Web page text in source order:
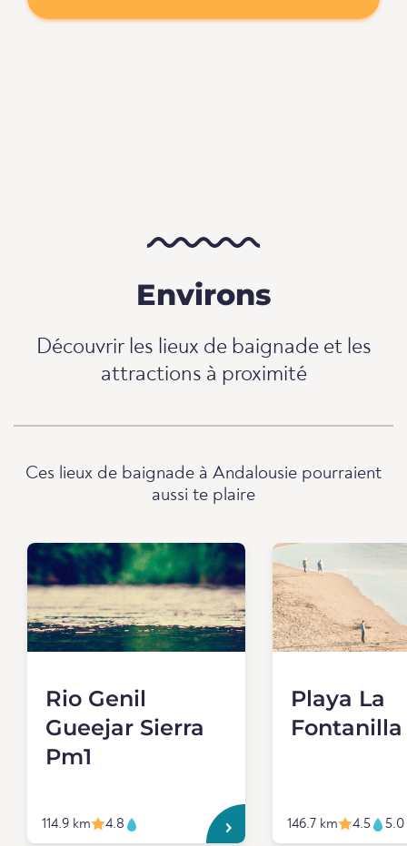
Environs
Découvrir les lieux de baignade et les
attractions à proximité
Ces lieux de baignade à Andalousie pourraient
aussi te plaire
Rio Genil
Gueejar Sierra
Pm1
114.9 km 4.8
Playa La
146.7 km 4.5 5.0